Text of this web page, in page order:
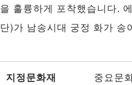
을 훌륭하게 포착했습니다.
단)가 남송시대 궁정 화가 송
지정문화재 중요문